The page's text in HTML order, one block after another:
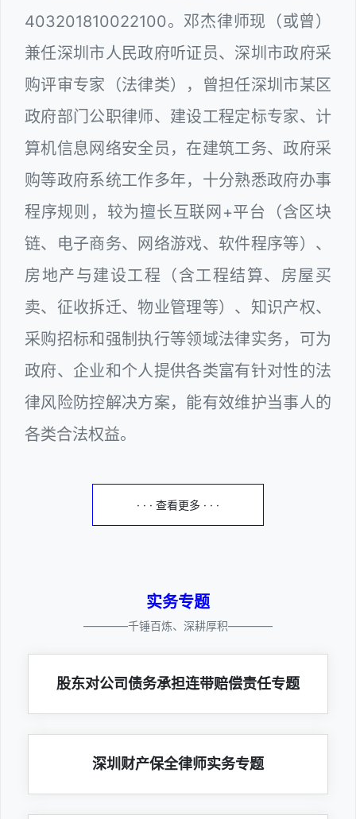
403201810022100。邓杰律师现（或曾）
兼任深圳市人民政府听证员、深圳市政府采
购评审专家（法律类），曾担任深圳市某区
政府部门公职律师、建设工程定标专家、计
算机信息网络安全员，在建筑工务、政府采
购等政府系统工作多年，十分熟悉政府办事
程序规则，较为擅长互联网+平台（含区块
链、电子商务、网络游戏、软件程序等）、
房地产与建设工程（含工程结算、房屋买
卖、征收拆迁、物业管理等）、知识产权、
采购招标和强制执行等领域法律实务，可为
政府、企业和个人提供各类富有针对性的法
律风险防控解决方案，能有效维护当事人的
各类合法权益。
· · · 查看更多 · · ·
实务专题
————千锤百炼、深耕厚积————
股东对公司债务承担连带赔偿责任专题
深圳财产保全律师实务专题